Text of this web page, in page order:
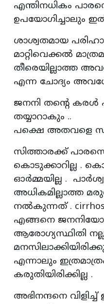
എന്തിനധികം
ഉപയോഗിച്ചാലും
ശാശ്വതമായ
മാറ്റിവെക്കൽ
തീരെയില്ലാത്ത
എന്ന ചോദ്യം
ജനനി തന്റെ
തയ്യാറാകും ..
പക്ഷെ അതവളെ
സിത്താരക്ക്
കൊടുക്കാറില്ല .
ഓർമ്മയില്ല .
അധികമില്ലാത്ത
നൽകുന്നത് .
എങ്ങനെ
ആരോഗ്യസ്ഥിതി
എന്നാലും
കരുതിയിരിക്കില്ല .
അഭിനന്ദനെ